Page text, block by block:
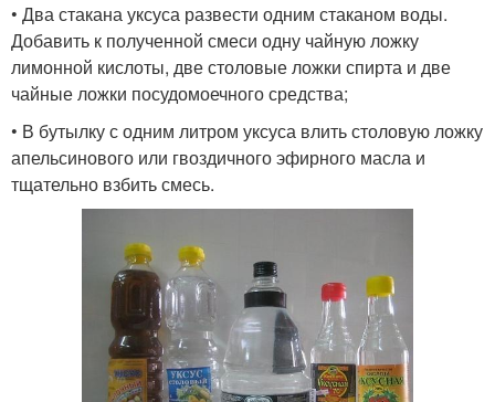
• Два стакана уксуса развести одним стаканом воды.
Добавить к полученной смеси одну чайную ложку
лимонной кислоты, две столовые ложки спирта и две
чайные ложки посудомоечного средства;
• В бутылку с одним литром уксуса влить столовую ложку
апельсинового или гвоздичного эфирного масла и
тщательно взбить смесь.